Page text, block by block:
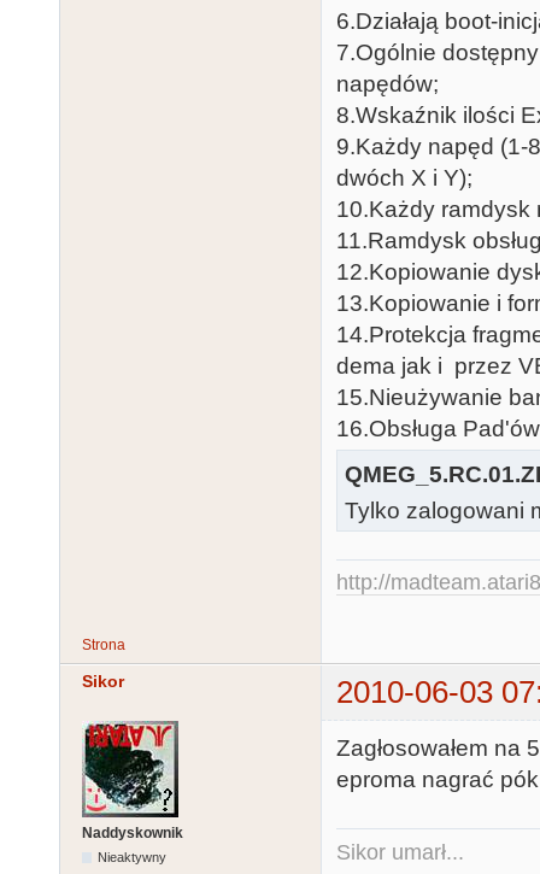
6.Działają boot-
7.Ogólnie
napędów;
8.Wskaźnik ilości
9.Każdy napęd (1-
dwóch X i Y);
10.Każdy ramdysk
11.Ramdysk
12.Kopiowanie
13.Kopiowanie i
14.Protekcja
dema jak i przez
15.Nieużywanie
16.Obsługa
Tylko zalogowani
http://
Strona
Sikor 2010-06-03
Naddyskownik
Nieaktywny
Zagłosowałem na
eproma nagrać
Sikor umarł...